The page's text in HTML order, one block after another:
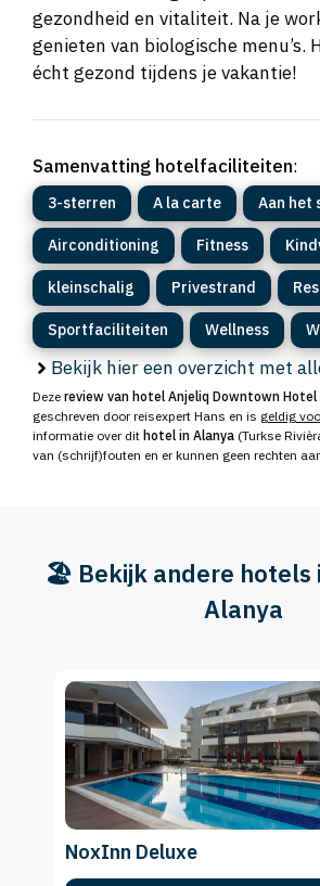
gezondheid en vitaliteit. Na je
genieten van biologische menu’s.
écht gezond tijdens je vakantie!
Samenvatting hotelfaciliteiten:
3-sterren A la carte Aan het
Airconditioning Fitness
kleinschalig Privestrand
Sportfaciliteiten Wellness
Bekijk hier een overzicht met
Deze review van hotel Anjeliq Downtown Hotel
geschreven door reisexpert Hans en is geldig
informatie over dit hotel in Alanya (Turkse
van (schrijf)fouten en er kunnen geen rechten
🏖️ Bekijk andere hotels
Alanya
NoxInn Deluxe